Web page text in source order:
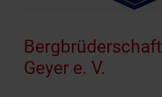
Bergbrüderschaft
Geyer e. V.